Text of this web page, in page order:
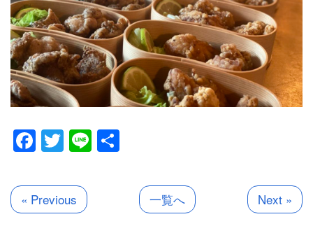
Facebook
Twitter
Line
« Previous 一覧へ Next »